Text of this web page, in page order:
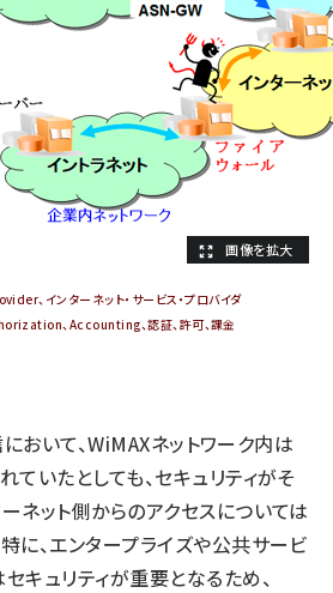
、インターネット・サービス・プロバイダ
、Accounting、認証、許可、課金
おいて、WiMAXネットワーク内は
ていたとしても、セキュリティがそ
ネット側からのアクセスについては
に、エンタープライズや公共サービ
キュリティが重要となるため、